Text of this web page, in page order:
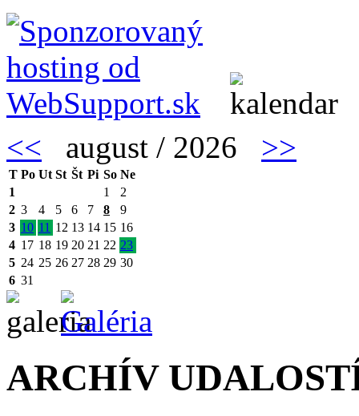
<< august / 2026 >>
T Po Ut St Št Pi So Ne
1
1
2
2 3 4 5 6 7 8
9
3 10 11 12 13 14 15 16
4 17 18 19 20 21 22 23
5 24 25 26 27 28 29 30
6 31
ARCHÍV